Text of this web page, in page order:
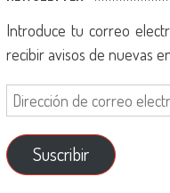
Introduce tu correo
recibir avisos de nuevas
Suscribir